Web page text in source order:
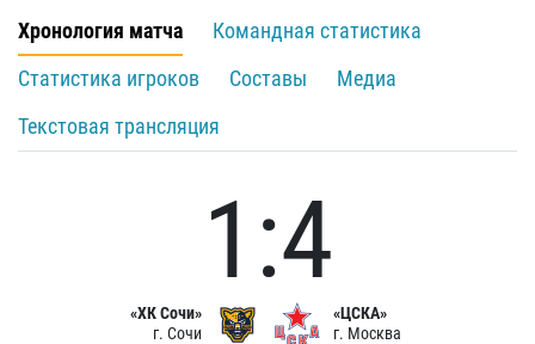
Хронология матча
Командная статистика
Статистика игроков
Составы
Медиа
Текстовая трансляция
«ХК Сочи»
г. Сочи
1:4
«ЦСКА»
г. Москва